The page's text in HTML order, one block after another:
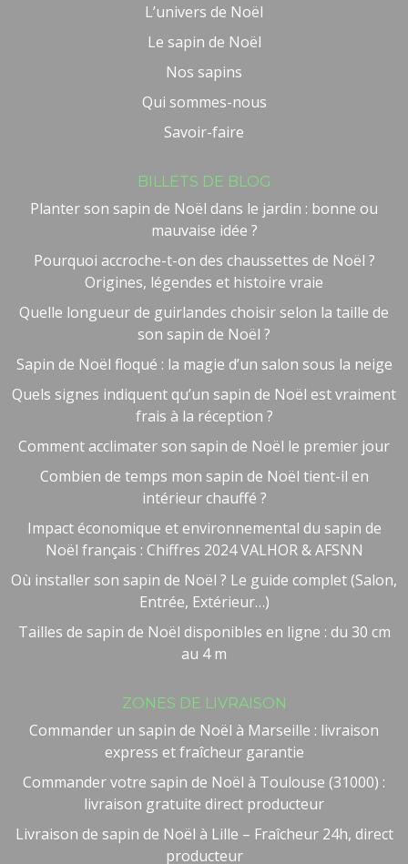
L’univers de Noël
Le sapin de Noël
Nos sapins
Qui sommes-nous
Savoir-faire
BILLETS DE BLOG
Planter son sapin de Noël dans le jardin : bonne ou
mauvaise idée ?
Pourquoi accroche-t-on des chaussettes de Noël ?
Origines, légendes et histoire vraie
Quelle longueur de guirlandes choisir selon la taille de
son sapin de Noël ?
Sapin de Noël floqué : la magie d’un salon sous la neige
Quels signes indiquent qu’un sapin de Noël est vraiment
frais à la réception ?
Comment acclimater son sapin de Noël le premier jour
Combien de temps mon sapin de Noël tient-il en
intérieur chauffé ?
Impact économique et environnemental du sapin de
Noël français : Chiffres 2024 VALHOR & AFSNN
Où installer son sapin de Noël ? Le guide complet (Salon,
Entrée, Extérieur…)
Tailles de sapin de Noël disponibles en ligne : du 30 cm
au 4 m
ZONES DE LIVRAISON
Commander un sapin de Noël à Marseille : livraison
express et fraîcheur garantie
Commander votre sapin de Noël à Toulouse (31000) :
livraison gratuite direct producteur
Livraison de sapin de Noël à Lille – Fraîcheur 24h, direct
producteur
Besoin d'aide ?
Bienvenue chez NOEL VERT